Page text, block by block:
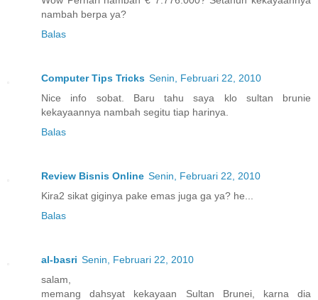
nambah berpa ya?
Balas
Computer Tips Tricks Senin, Februari 22, 2010
Nice info sobat. Baru tahu saya klo sultan brunie
kekayaannya nambah segitu tiap harinya.
Balas
Review Bisnis Online Senin, Februari 22, 2010
Kira2 sikat giginya pake emas juga ga ya? he...
Balas
al-basri Senin, Februari 22, 2010
salam,
memang dahsyat kekayaan Sultan Brunei, karna dia